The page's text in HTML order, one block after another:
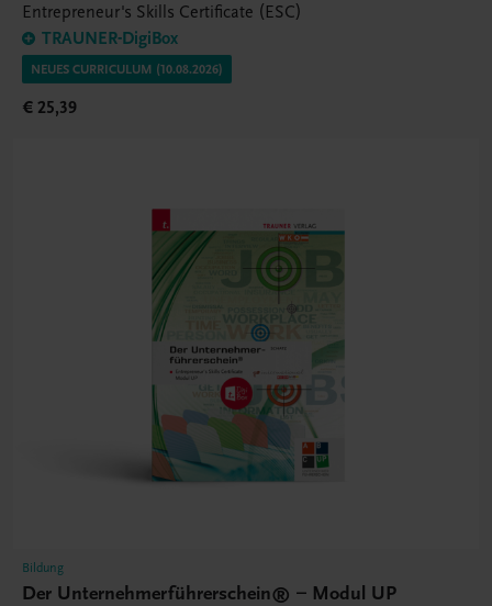
Entrepreneur's Skills Certificate (ESC)
TRAUNER-DigiBox
NEUES CURRICULUM (10.08.2026)
€ 25,39
Bildung
Der Unternehmerführerschein® – Modul UP